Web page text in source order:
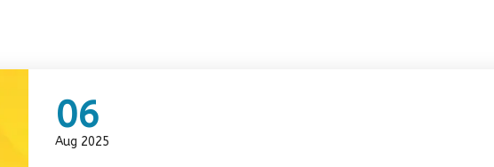
06
Aug 2025